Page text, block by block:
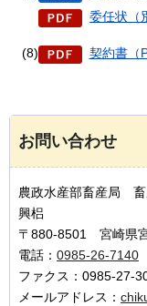
委任状（
(8) 契約書（
お問い合わせ
農政水産部畜産局 畜
興梠
〒880-8501 宮崎県
電話： 0985-26-7140
ファクス：0985-27-
メールアドレス：